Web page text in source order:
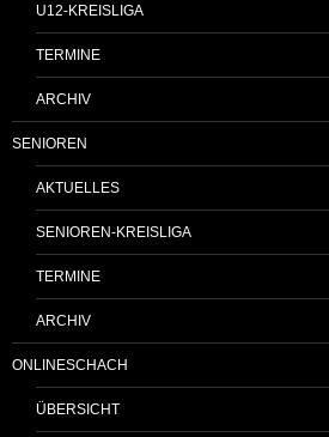
U12-KREISLIGA
TERMINE
ARCHIV
SENIOREN
AKTUELLES
SENIOREN-KREISLIGA
TERMINE
ARCHIV
ONLINESCHACH
ÜBERSICHT